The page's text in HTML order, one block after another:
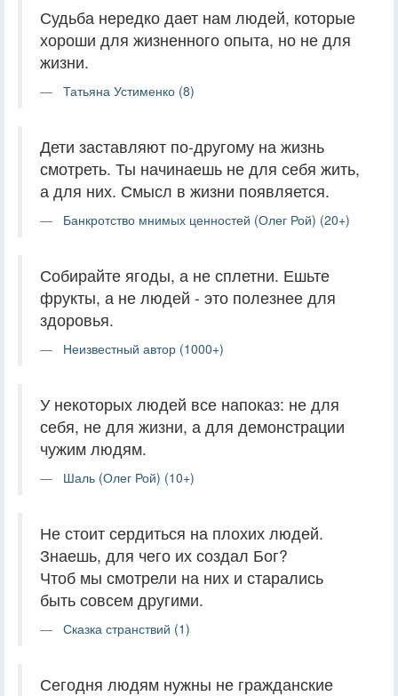
Судьба нередко дает нам людей, которые
хороши для жизненного опыта, но не для
жизни.
Татьяна Устименко (8)
Дети заставляют по-другому на жизнь
смотреть. Ты начинаешь не для себя жить,
а для них. Смысл в жизни появляется.
Банкротство мнимых ценностей (Олег Рой) (20+)
Собирайте ягоды, а не сплетни. Ешьте
фрукты, а не людей - это полезнее для
здоровья.
Неизвестный автор (1000+)
У некоторых людей все напоказ: не для
себя, не для жизни, а для демонстрации
чужим людям.
Шаль (Олег Рой) (10+)
Не стоит сердиться на плохих людей.
Знаешь, для чего их создал Бог?
Чтоб мы смотрели на них и старались
быть совсем другими.
Сказка странствий (1)
Сегодня людям нужны не гражданские